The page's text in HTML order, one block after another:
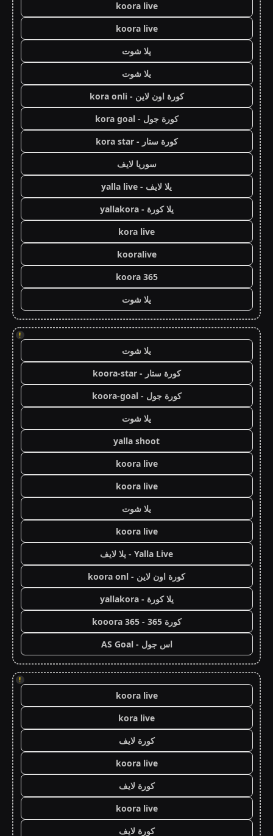
koora live
koora live
يلا شوت
يلا شوت
كورة اون لاين - kora onli
كورة جول - kora goal
كورة ستار - kora star
سوريا لايف
يلا لايف - yalla live
يلا كورة - yallakora
kora live
kooralive
koora 365
يلا شوت
!
يلا شوت
كورة ستار - koora-star
كورة جول - koora-goal
يلا شوت
yalla shoot
koora live
koora live
يلا شوت
koora live
Yalla Live - يلا لايف
كورة اون لاين - koora onl
يلا كورة - yallakora
كورة 365 - kooora 365
اس جول - AS Goal
!
koora live
kora live
كورة لايف
koora live
كورة لايف
koora live
كورة لايف